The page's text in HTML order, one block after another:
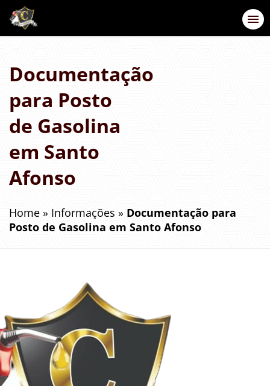
Documentação
para Posto
de Gasolina
em Santo
Afonso
Home » Informações » Documentação para
Posto de Gasolina em Santo Afonso